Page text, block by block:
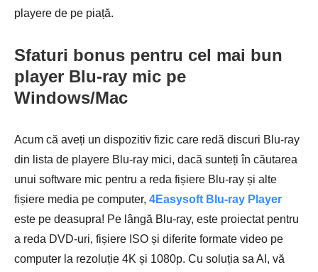
playere de pe piață.
Sfaturi bonus pentru cel mai bun
player Blu-ray mic pe
Windows/Mac
Acum că aveți un dispozitiv fizic care redă discuri Blu-ray
din lista de playere Blu-ray mici, dacă sunteți în căutarea
unui software mic pentru a reda fișiere Blu-ray și alte
fișiere media pe computer, 4Easysoft Blu-ray Player
este pe deasupra! Pe lângă Blu-ray, este proiectat pentru
a reda DVD-uri, fișiere ISO și diferite formate video pe
computer la rezoluție 4K și 1080p. Cu soluția sa AI, vă